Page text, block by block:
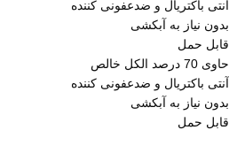
آنتی باکتریال و ضدعفونی کننده
بدون نیاز به آبکشی
قابل حمل
حاوی 70 درصد الکل خالص
آنتی باکتریال و ضدعفونی کننده
بدون نیاز به آبکشی
قابل حمل